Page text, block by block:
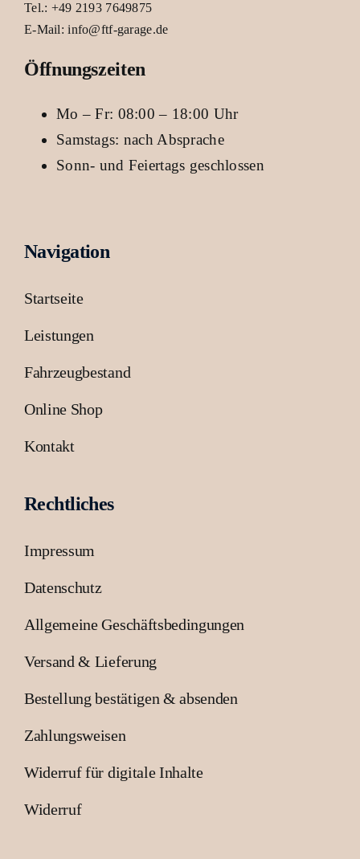
Tel.: +49 2193 7649875
E-Mail: info@ftf-garage.de
Öffnungszeiten
Mo – Fr: 08:00 – 18:00 Uhr
Samstags: nach Absprache
Sonn- und Feiertags geschlossen
Navigation
Startseite
Leistungen
Fahrzeugbestand
Online Shop
Kontakt
Rechtliches
Impressum
Datenschutz
Allgemeine Geschäftsbedingungen
Versand & Lieferung
Bestellung bestätigen & absenden
Zahlungsweisen
Widerruf für digitale Inhalte
Widerruf